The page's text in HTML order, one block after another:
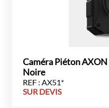
Caméra Piéton AXON
Noire
REF : AX51*
SUR DEVIS